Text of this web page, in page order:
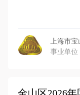
上海市宝
事业单位